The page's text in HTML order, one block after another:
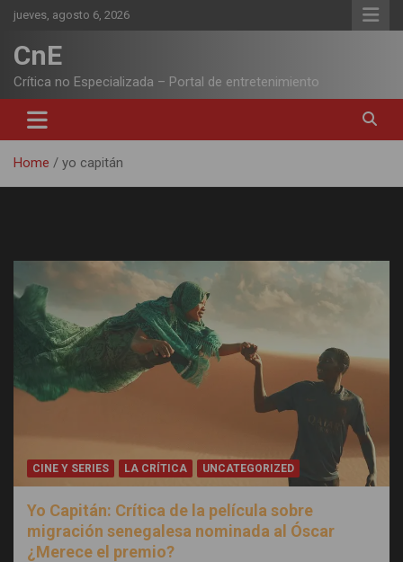
Skip
content
jueves, agosto 6, 2026
CnE
Crítica no Especializada – Portal de entretenimiento
Home yo capitán
CINE Y SERIES LA CRÍTICA UNCATEGORIZED
Yo Capitán: Crítica de la película sobre
migración senegalesa nominada al Óscar
¿Merece el premio?